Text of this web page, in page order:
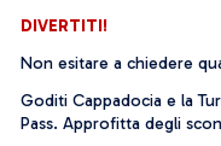
DIVERTITI!
Non esitare a chiedere
Goditi Cappadocia e la
Pass. Approfitta degli